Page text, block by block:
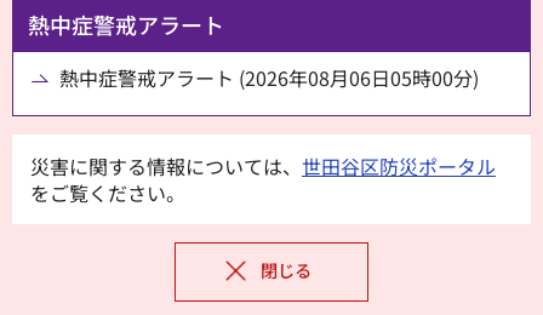
熱中症警戒アラート
熱中症警戒アラート (2026年08月06日05時00分)
災害に関する情報については、 世田谷区防災ポータル
をご覧ください。
閉じる